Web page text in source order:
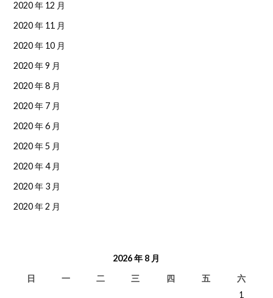
2020 年 12 月
2020 年 11 月
2020 年 10 月
2020 年 9 月
2020 年 8 月
2020 年 7 月
2020 年 6 月
2020 年 5 月
2020 年 4 月
2020 年 3 月
2020 年 2 月
2026 年 8 月
日 一 二 三 四 五 六
1